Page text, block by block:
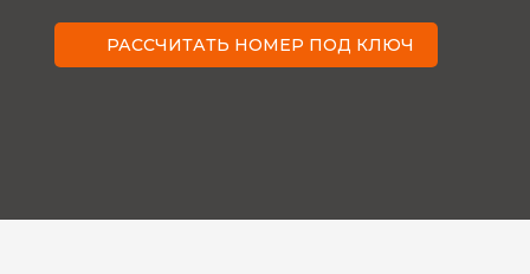
РАССЧИТАТЬ НОМЕР ПОД КЛЮЧ